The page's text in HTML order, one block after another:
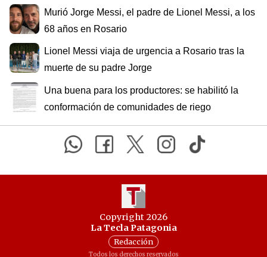
Murió Jorge Messi, el padre de Lionel Messi, a los
68 años en Rosario
Lionel Messi viaja de urgencia a Rosario tras la
muerte de su padre Jorge
Una buena para los productores: se habilitó la
conformación de comunidades de riego
Copyright 2026
La Tecla Patagonia
Redacción
Todos los derechos reservados